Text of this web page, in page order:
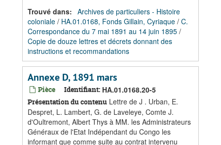
Trouvé dans: Archives de particuliers - Histoire
coloniale / HA.01.0168, Fonds Gillain, Cyriaque / C.
Correspondance du 7 mai 1891 au 14 juin 1895 /
Copie de douze lettres et décrets donnant des
instructions et recommandations
Annexe D, 1891 mars
Pièce Identifiant: HA.01.0168.20-5
Présentation du contenu Lettre de J . Urban, E.
Despret, L. Lambert, G. de Laveleye, Comte J.
d'Oultremont, Albert Thys à MM. les Administrateurs
Généraux de l'Etat Indépendant du Congo les
informant que comme suite au contrat intervenu